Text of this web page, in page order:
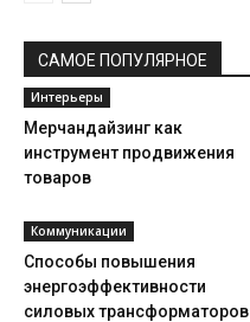
САМОЕ ПОПУЛЯРНОЕ
Интерьеры
Мерчандайзинг как
инструмент продвижения
товаров
Коммуникации
Способы повышения
энергоэффективности
силовых трансформаторов